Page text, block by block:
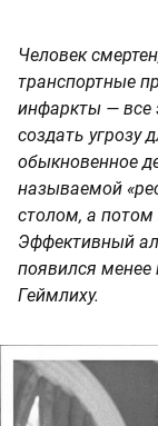
Человек
транспортные
инфаркты — все
создать угрозу
обыкновенное
называемой
столом, а потом
Эффективный
появился менее
Геймлиху.